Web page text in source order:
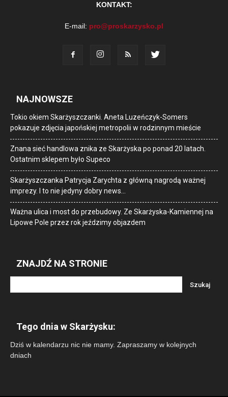
KONTAKT:
E-mail: pro@proskarzysko.pl
NAJNOWSZE
Tokio okiem Skarżyszczanki. Aneta Luzeńczyk-Somers
pokazuje zdjęcia japońskiej metropolii w rodzinnym mieście
Znana sieć handlowa znika ze Skarżyska po ponad 20 latach.
Ostatnim sklepem było Supeco
Skarżyszczanka Patrycja Zarychta z główną nagrodą ważnej
imprezy. I to nie jedyny dobry news…
Ważna ulica i most do przebudowy. Ze Skarżyska-Kamiennej na
Lipowe Pole przez rok jeździmy objazdem
ZNAJDŹ NA STRONIE
Tego dnia w Skarżysku:
Dziś w kalendarzu nic nie mamy. Zapraszamy w kolejnych
dniach